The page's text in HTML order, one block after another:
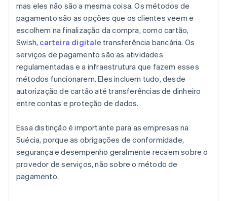
mas eles não são a mesma coisa. Os métodos de
pagamento são as opções que os clientes veem e
escolhem na finalização da compra, como cartão,
Swish, carteira digitale transferência bancária. Os
serviços de pagamento são as atividades
regulamentadas e a infraestrutura que fazem esses
métodos funcionarem. Eles incluem tudo, desde
autorização de cartão até transferências de dinheiro
entre contas e proteção de dados.
Essa distinção é importante para as empresas na
Suécia, porque as obrigações de conformidade,
segurança e desempenho geralmente recaem sobre o
provedor de serviços, não sobre o método de
pagamento.